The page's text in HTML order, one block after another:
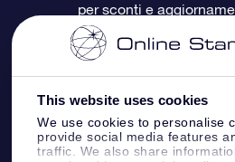
This website uses cookies
We use cookies to personalise
provide social media features
traffic. We also share
OSR Recensioni
Gift Card OSR
Doni aziendali
Star Page personalizzata
One Million Stars
OSR Starsaver
Informazioni di Pagamento
Politica di reso
per sconti e